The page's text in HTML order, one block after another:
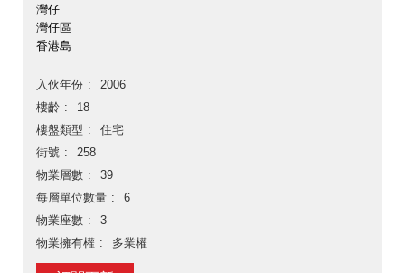
灣仔
灣仔區
香港島
入伙年份
2006
樓齡
18
樓盤類型
住宅
街號
258
物業層數
39
每層單位數量
6
物業座數
3
物業擁有權
多業權